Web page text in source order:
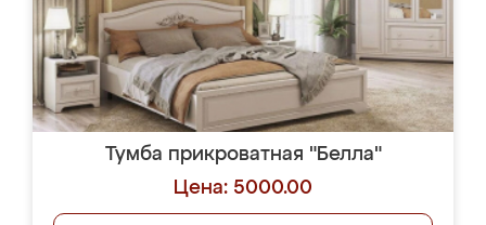
Тумба прикроватная "Белла"
Цена: 5000.00